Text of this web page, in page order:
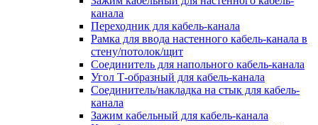
канала
Переходник для кабель-канала
Рамка для ввода настенного кабель-канала в
стену/потолок/щит
Соединитель для напольного кабель-канала
Угол Т-образный для кабель-канала
Соединитель/накладка на стык для кабель-
канала
Зажим кабельный для кабель-канала